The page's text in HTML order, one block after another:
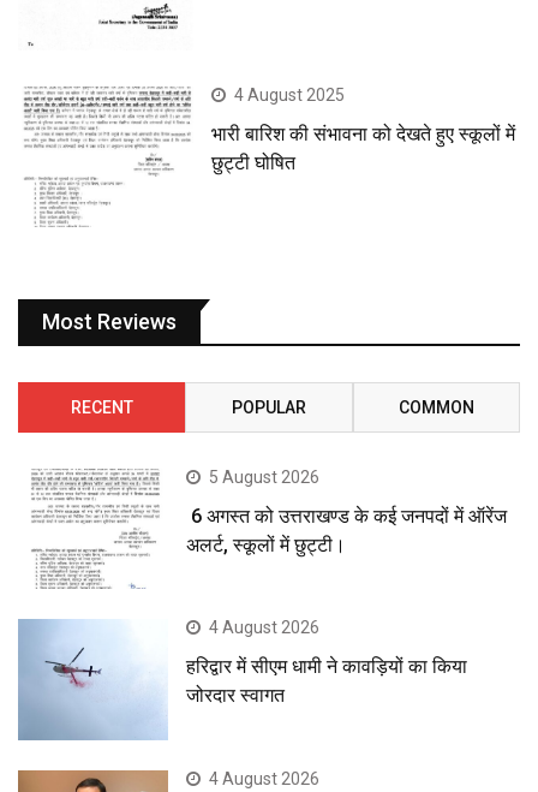
4 August 2025
भारी बारिश की संभावना को देखते हुए स्कूलों में
छुट्टी घोषित
Most Reviews
RECENT POPULAR COMMON
5 August 2026
6 अगस्त को उत्तराखण्ड के कई जनपदों में ऑरेंज
अलर्ट, स्कूलों में छुट्टी।
4 August 2026
हरिद्वार में सीएम धामी ने कावड़ियों का किया
जोरदार स्वागत
4 August 2026